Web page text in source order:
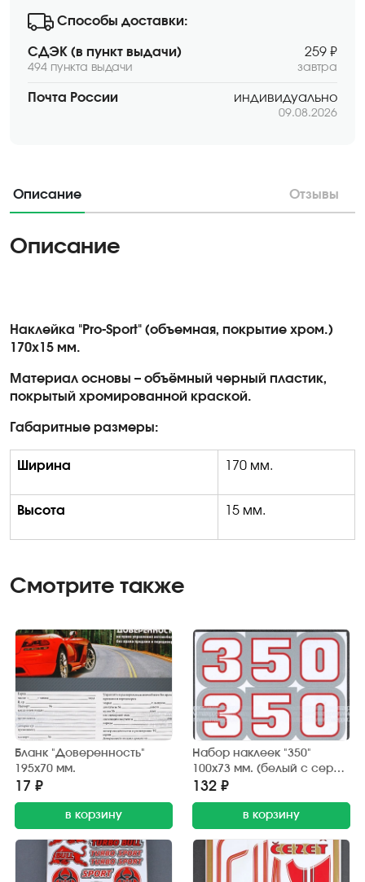
Способы доставки:
СДЭК (в пункт выдачи)
494 пункта выдачи
259 ₽
завтра
Почта России индивидуально
09.08.2026
Описание Отзывы
Описание
Наклейка "Pro-Sport" (объемная, покрытие хром.)
170х15 мм.
Материал основы – объёмный черный пластик,
покрытый хромированной краской.
Габаритные размеры:
Ширина 170 мм.
Высота 15 мм.
Смотрите также
Бланк "Доверенность"
195х70 мм.
17 ₽
в корзину
Набор наклеек "350"
100х73 мм. (белый с серой
окантовкой) 2 шт.
132 ₽
в корзину